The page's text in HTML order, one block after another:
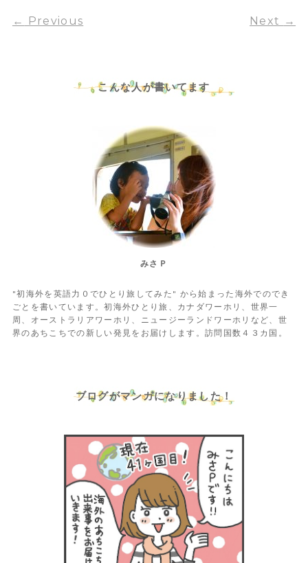
← Previous Next →
こんな人が書いてます
みさＰ
"初海外を英語力０でひとり旅してみた" から始まった海外でのでき
ごとを書いています。初海外ひとり旅、カナダワーホリ、世界一
周、オーストラリアワーホリ、ニュージーランドワーホリなど、世
界のあちこちでの新しい発見をお届けします。訪問国数４３カ国。
ブログがマンガになりました！